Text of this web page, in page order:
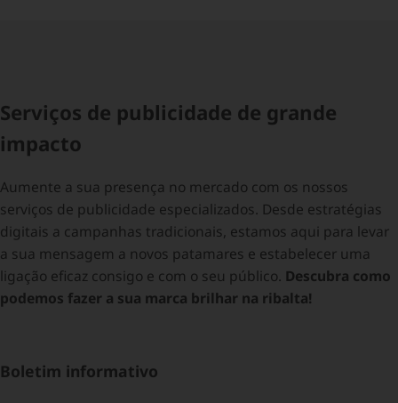
Serviços de publicidade de grande
impacto
Aumente a sua presença no mercado com os nossos
serviços de publicidade especializados. Desde estratégias
digitais a campanhas tradicionais, estamos aqui para levar
a sua mensagem a novos patamares e estabelecer uma
ligação eficaz consigo e com o seu público. Descubra como
podemos fazer a sua marca brilhar na ribalta!
Boletim informativo